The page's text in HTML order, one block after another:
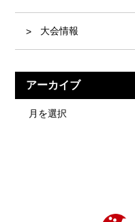
大会情報
アーカイブ